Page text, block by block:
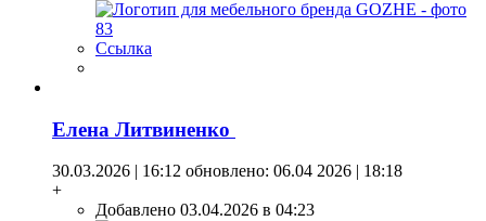
Ссылка
Елена Литвиненко
30.03.2026 | 16:12 обновлено: 06.04 2026 | 18:18
+
Добавлено 03.04.2026 в 04:23